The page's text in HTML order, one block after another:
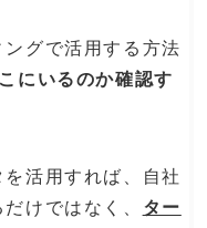
グで活用する方法
にいるのか確認す
活用すれば、自社
けではなく、 ター